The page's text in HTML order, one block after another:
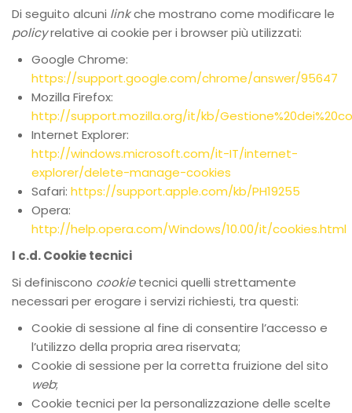
Di seguito alcuni linkche mostrano come modificare le
policyrelative ai cookie per i browser più utilizzati:
Google Chrome:
https://support.google.com/chrome/answer/95647
Mozilla Firefox:
http://support.mozilla.org/it/kb/
Internet Explorer:
http://windows.microsoft.com/it-IT/internet-
explorer/delete-manage-cookies
Safari: https://support.apple.com/kb/PH19255
Opera:
http://help.opera.com/Windows/10.00/it/cookies.html
I c.d. Cookie tecnici
Si definiscono cookietecnici quelli strettamente
necessari per erogare i servizi richiesti, tra questi:
Cookie di sessione al fine di consentire l’accesso e
l’utilizzo della propria area riservata;
Cookie di sessione per la corretta fruizione del sito
web;
Cookie tecnici per la personalizzazione delle scelte